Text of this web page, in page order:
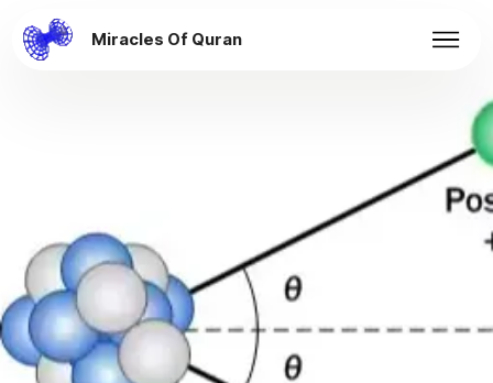
Miracles Of Quran